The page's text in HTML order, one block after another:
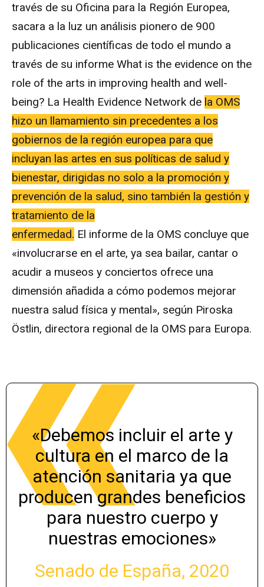
través de su Oficina para la Región Europea,
sacara a la luz un análisis pionero de 900
publicaciones científicas de todo el mundo a
través de su informe What is the evidence on the
role of the arts in improving health and well-
being? La Health Evidence Network de la OMS
hizo un llamamiento sin precedentes a los
gobiernos de la región europea para que
incluyan las artes en sus políticas de salud y
bienestar, dirigidas no solo a la promoción y
prevención de la salud, sino también la gestión y
tratamiento de la
enfermedad. El informe de la OMS concluye que
«involucrarse en el arte, ya sea bailar, cantar o
acudir a museos y conciertos ofrece una
dimensión añadida a cómo podemos mejorar
nuestra salud física y mental», según Piroska
Östlin, directora regional de la OMS para Europa.
«Debemos incluir el arte y
cultura en el marco de la
atención sanitaria ya que
producen grandes beneficios
para nuestro cuerpo y
nuestras emociones»
Senado de España, 2020